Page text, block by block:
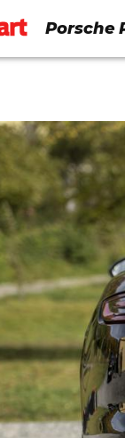
Porsche